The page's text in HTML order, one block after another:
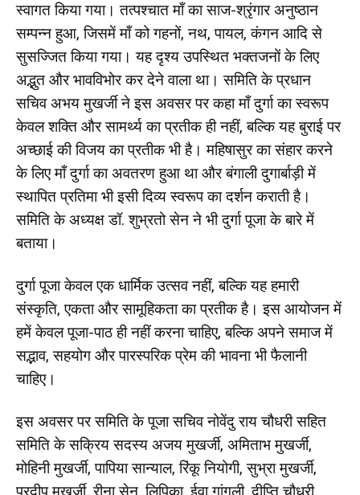
स्वागत किया गया। तत्पश्चात माँ का साज-श्रृंगार अनुष्ठान
सम्पन्न हुआ, जिसमें माँ को गहनों, नथ, पायल, कंगन आदि से
सुसज्जित किया गया। यह दृश्य उपस्थित भक्तजनों के लिए
अद्भुत और भावविभोर कर देने वाला था। समिति के प्रधान
सचिव अभय मुखर्जी ने इस अवसर पर कहा माँ दुर्गा का स्वरूप
केवल शक्ति और सामर्थ्य का प्रतीक ही नहीं, बल्कि यह बुराई पर
अच्छाई की विजय का प्रतीक भी है। महिषासुर का संहार करने
के लिए माँ दुर्गा का अवतरण हुआ था और बंगाली दुगार्बाड़ी में
स्थापित प्रतिमा भी इसी दिव्य स्वरूप का दर्शन कराती है।
समिति के अध्यक्ष डॉ. शुभ्रतो सेन ने भी दुर्गा पूजा के बारे में
बताया।
दुर्गा पूजा केवल एक धार्मिक उत्सव नहीं, बल्कि यह हमारी
संस्कृति, एकता और सामूहिकता का प्रतीक है। इस आयोजन में
हमें केवल पूजा-पाठ ही नहीं करना चाहिए, बल्कि अपने समाज में
सद्भाव, सहयोग और पारस्परिक प्रेम की भावना भी फैलानी
चाहिए।
इस अवसर पर समिति के पूजा सचिव नोवेंदु राय चौधरी सहित
समिति के सक्रिय सदस्य अजय मुखर्जी, अमिताभ मुखर्जी,
मोहिनी मुखर्जी, पापिया सान्याल, रिंकू नियोगी, सुभ्रा मुखर्जी,